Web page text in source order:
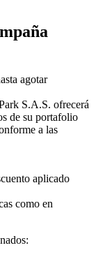
agotar
S.A.S. ofrecerá
de su portafolio
a las
aplicado
como en